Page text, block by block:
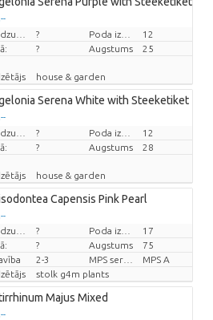
par vienību
?
12
? Augstums 25
house & garden
Serena White with Steeketiket
par vienību
?
12
? Augstums 28
house & garden
Capensis Pink Pearl
par vienību
?
17
? Augstums
75
2-3
MPS A
stolk g4m plants
Majus Mixed